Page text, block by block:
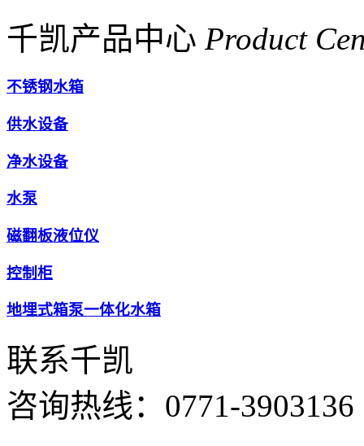
千凯产品中心 Product
不锈钢水箱
供水设备
净水设备
水泵
磁翻板液位仪
控制柜
地埋式箱泵一体化水箱
联系千凯
咨询热线： 0771-3903136